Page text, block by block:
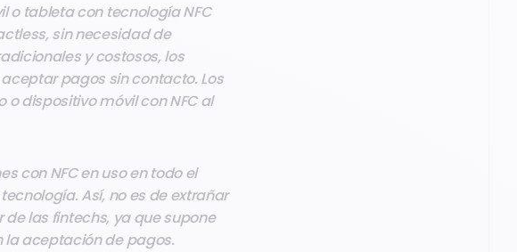
o tableta con tecnología NFC
sin necesidad de
y costosos, los
pagos sin contacto. Los
dispositivo móvil con NFC al
con NFC en uso en todo el
Así, no es de extrañar
las fintechs, ya que supone
la aceptación de pagos.